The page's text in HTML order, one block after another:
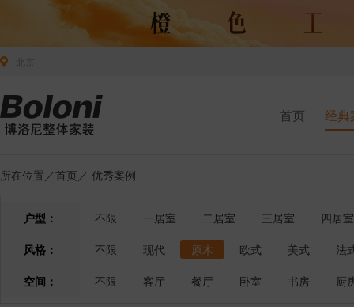
首页 经典
所在位置／首页 ／ 优秀案例
户型： 不限 一居室 二居室 三居室
四居室
风格：
不限 现代 原木 欧式 美式
法
空间：
不限 客厅 餐厅 卧室 书房 厨